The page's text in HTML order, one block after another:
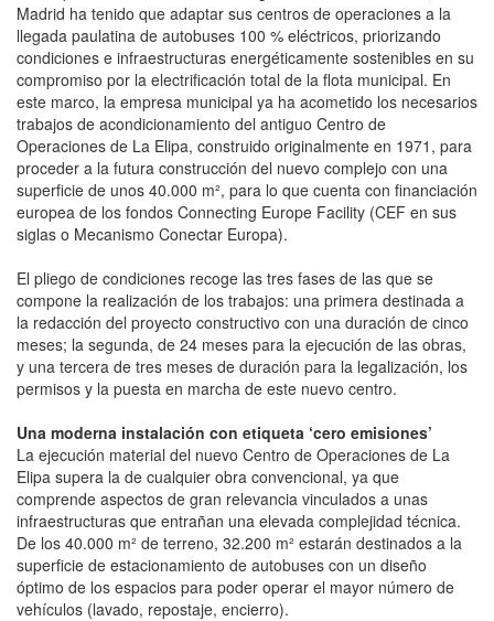
Madrid ha tenido que adaptar sus centros de operaciones a la
llegada paulatina de autobuses 100 % eléctricos, priorizando
condiciones e infraestructuras energéticamente sostenibles en su
compromiso por la electrificación total de la flota municipal. En
este marco, la empresa municipal ya ha acometido los necesarios
trabajos de acondicionamiento del antiguo Centro de
Operaciones de La Elipa, construido originalmente en 1971, para
proceder a la futura construcción del nuevo complejo con una
superficie de unos 40.000 m², para lo que cuenta con financiación
europea de los fondos Connecting Europe Facility (CEF en sus
siglas o Mecanismo Conectar Europa).
El pliego de condiciones recoge las tres fases de las que se
compone la realización de los trabajos: una primera destinada a
la redacción del proyecto constructivo con una duración de cinco
meses; la segunda, de 24 meses para la ejecución de las obras,
y una tercera de tres meses de duración para la legalización, los
permisos y la puesta en marcha de este nuevo centro.
Una moderna instalación con etiqueta ‘cero emisiones’
La ejecución material del nuevo Centro de Operaciones de La
Elipa supera la de cualquier obra convencional, ya que
comprende aspectos de gran relevancia vinculados a unas
infraestructuras que entrañan una elevada complejidad técnica.
De los 40.000 m² de terreno, 32.200 m² estarán destinados a la
superficie de estacionamiento de autobuses con un diseño
óptimo de los espacios para poder operar el mayor número de
vehículos (lavado, repostaje, encierro).